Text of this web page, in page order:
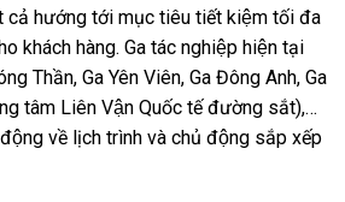
cả hướng tới mục tiêu tiết kiệm tối đa
khách hàng. Ga tác nghiệp hiện tại
Thần, Ga Yên Viên, Ga Đông Anh, Ga
tâm Liên Vận Quốc tế đường sắt),…
về lịch trình và chủ động sắp xếp